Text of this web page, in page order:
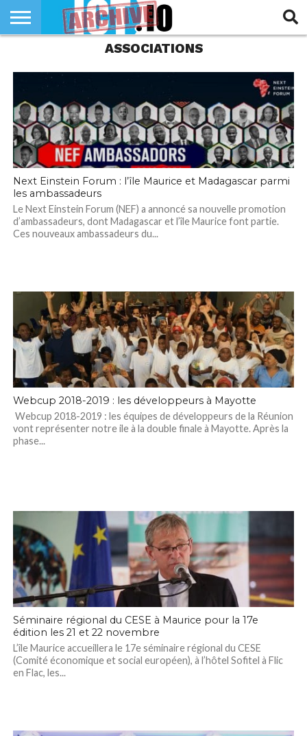
ASSOCIATIONS
Next Einstein Forum : l’île Maurice et Madagascar parmi
les ambassadeurs
Le Next Einstein Forum (NEF) a annoncé sa nouvelle promotion
d’ambassadeurs, dont Madagascar et l’île Maurice font partie.
Ces nouveaux ambassadeurs du...
Webcup 2018-2019 : les développeurs à Mayotte
Webcup 2018-2019 : les équipes de développeurs de la Réunion
vont représenter notre ile à la double finale à Mayotte. Après la
phase...
Séminaire régional du CESE à Maurice pour la 17e
édition les 21 et 22 novembre
L’île Maurice accueillera le 17e séminaire régional du CESE
(Comité économique et social européen), à l’hôtel Sofitel à Flic
en Flac, les...